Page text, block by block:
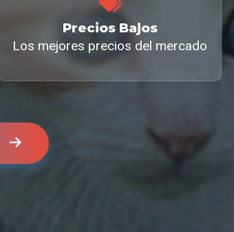
Precios Bajos
Los mejores precios del mercado